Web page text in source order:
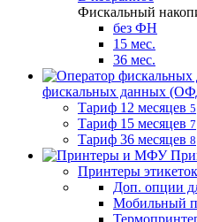
Фискальный
без ФН
15 мес.
36 мес.
фискальных данных
Тариф 12 месяцев 5
Тариф 15 месяцев 7
Тариф 36 месяцев 8
Принтеры этикеток
Доп. опции
Мобильный